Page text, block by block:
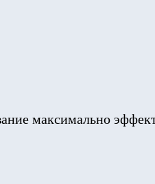
максимально